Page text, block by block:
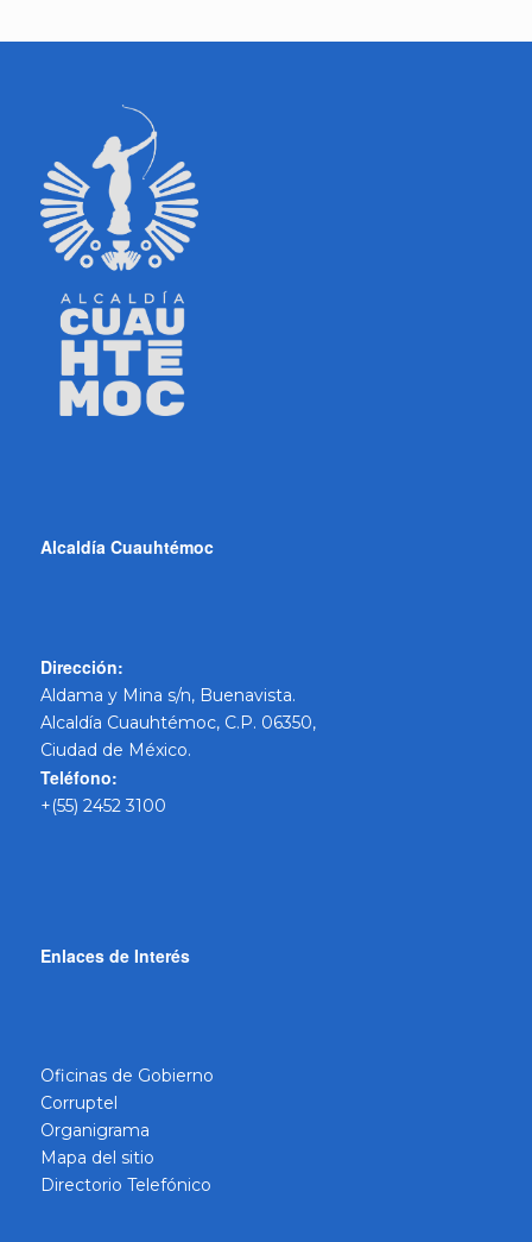
Alcaldía Cuauhtémoc
Dirección:
Aldama y Mina s/n, Buenavista.
Alcaldía Cuauhtémoc, C.P. 06350,
Ciudad de México.
Teléfono:
+(55) 2452 3100
Enlaces de Interés
Oficinas de Gobierno
Corruptel
Organigrama
Mapa del sitio
Directorio Telefónico